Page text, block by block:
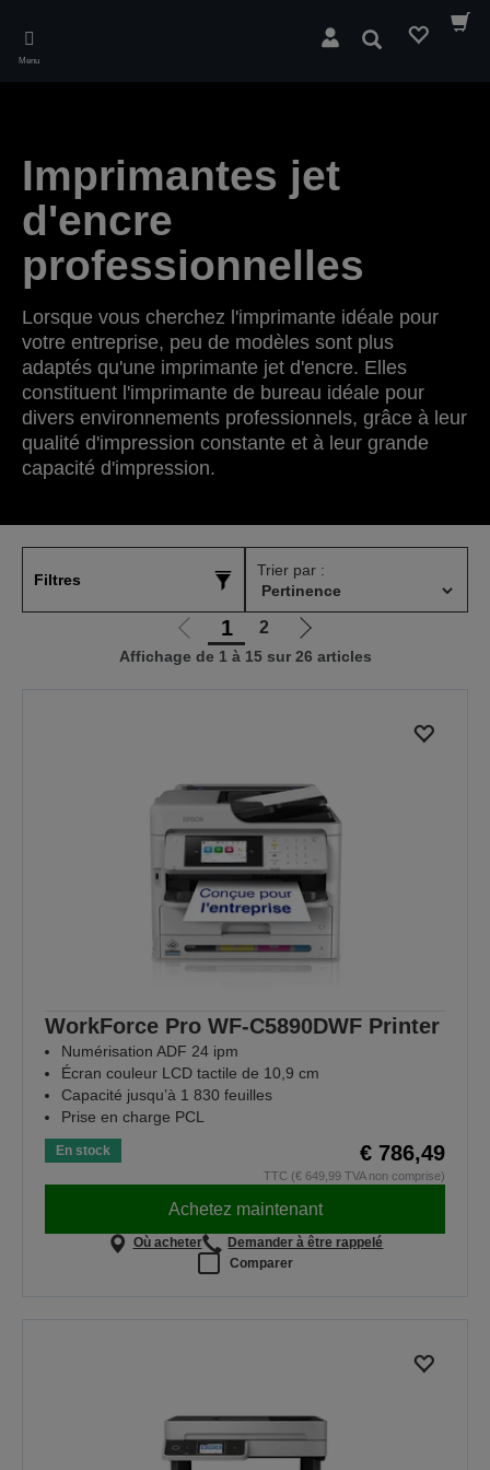
main
Menu
Rechercher
Imprimantes jet
d'encre
professionnelles
Lorsque vous cherchez l'imprimante idéale pour
votre entreprise, peu de modèles sont plus
adaptés qu'une imprimante jet d'encre. Elles
constituent l'imprimante de bureau idéale pour
divers environnements professionnels, grâce à leur
qualité d'impression constante et à leur grande
capacité d'impression.
Filtres
Trier par :
Aller
à
1 2
Aller
à
Affichage de 1 à 15 sur 26 articles
WorkForce Pro WF-C5890DWF Printer
Numérisation ADF 24 ipm
Écran couleur LCD tactile de 10,9 cm
Capacité jusqu’à 1 830 feuilles
Prise en charge PCL
En stock € 786,49
TTC (€ 649,99 TVA non comprise)
Achetez maintenant
Où acheter
Demander à être rappelé
Comparer